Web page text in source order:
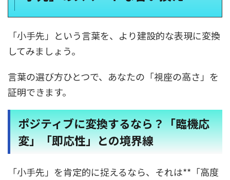
「小手先」という言葉を、より建設的な表現に変換
してみましょう。
言葉の選び方ひとつで、あなたの「視座の高さ」を
証明できます。
ポジティブに変換するなら？「臨機応
変」「即応性」との境界線
「小手先」を肯定的に捉えるなら、それは**「高度